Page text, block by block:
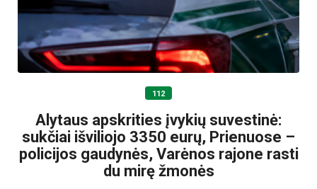
112
Alytaus apskrities įvykių suvestinė:
sukčiai išviliojo 3350 eurų, Prienuose –
policijos gaudynės, Varėnos rajone rasti
du mirę žmonės